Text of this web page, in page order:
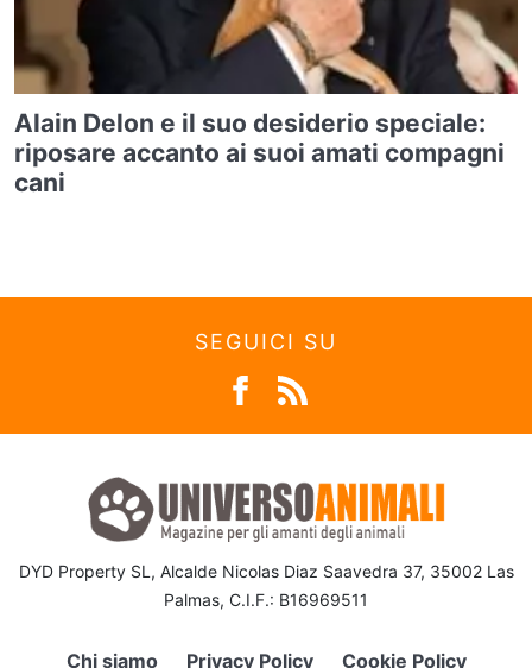
Alain Delon e il suo desiderio speciale:
riposare accanto ai suoi amati compagni
cani
SEGUICI SU
DYD Property SL, Alcalde Nicolas Diaz Saavedra 37, 35002 Las
Palmas, C.I.F.: B16969511
Chi siamo Privacy Policy Cookie Policy